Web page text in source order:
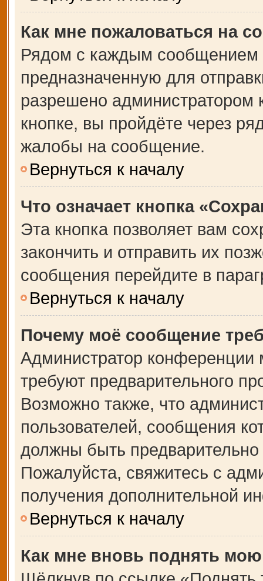
Как мне пожаловаться на
Рядом с каждым сообщением
предназначенную для
разрешено
кнопке, вы пройдёте через
жалобы на сообщение.
Вернуться к началу
Что означает кнопка
Эта кнопка позволяет вам
закончить и отправить их
сообщения перейдите в
Вернуться к началу
Почему моё сообщение
Администратор
требуют предварительного
Возможно также, что
пользователей, сообщения
должны быть
Пожалуйста, свяжитесь с
получения дополнительной
Вернуться к началу
Как мне вновь поднять